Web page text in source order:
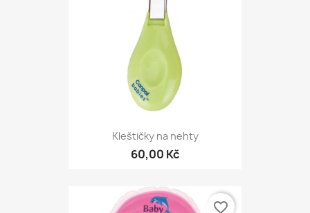
Kleštičky na nehty
60,00 Kč
favorite_border